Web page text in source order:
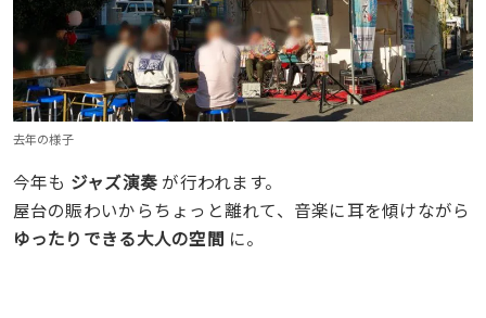
去年の様子
今年も ジャズ演奏 が行われます。
屋台の賑わいからちょっと離れて、音楽に耳を傾けながら
ゆったりできる大人の空間 に。